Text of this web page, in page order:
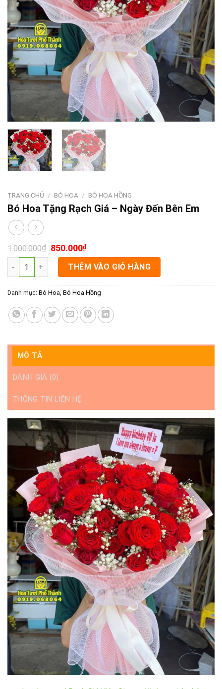
TRANG CHỦ / BÓ HOA / BÓ HOA HỒNG
Bó Hoa Tặng Rạch Giá – Ngày Đến Bên Em
1.000.000₫ 850.000₫
Bó Hoa Tặng Rạch Giá - Ngày Đến Bên Em số lượng
THÊM VÀO GIỎ HÀNG
Danh mục: Bó Hoa, Bó Hoa Hồng
MÔ TẢ
ĐÁNH GIÁ (0)
THÔNG TIN LIÊN HỆ